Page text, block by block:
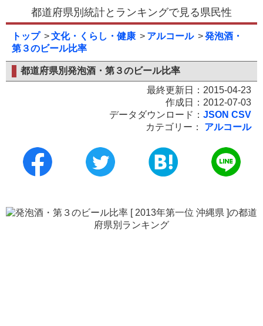
都道府県別統計とランキングで見る県民性
トップ 文化・くらし・健康 アルコール
発泡酒・
第３のビール比率
都道府県別発泡酒・第３のビール比率
最終更新日：2015-04-23
作成日：2012-07-03
データダウンロード： JSON CSV
カテゴリー：
アルコール